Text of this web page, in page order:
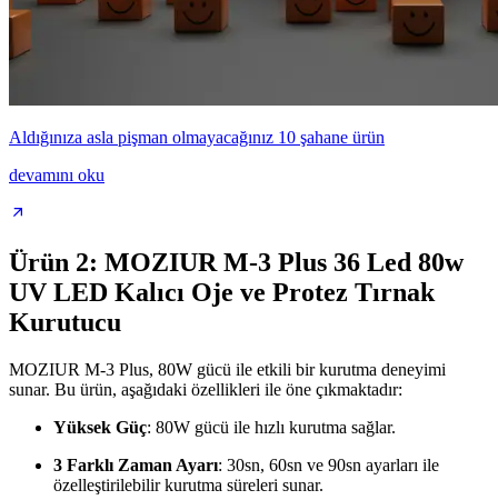
Aldığınıza asla pişman olmayacağınız 10 şahane ürün
devamını oku
Ürün 2: MOZIUR M-3 Plus 36 Led 80w
UV LED Kalıcı Oje ve Protez Tırnak
Kurutucu
MOZIUR M-3 Plus, 80W gücü ile etkili bir kurutma deneyimi
sunar. Bu ürün, aşağıdaki özellikleri ile öne çıkmaktadır:
Yüksek Güç: 80W gücü ile hızlı kurutma sağlar.
3 Farklı Zaman Ayarı: 30sn, 60sn ve 90sn ayarları ile
özelleştirilebilir kurutma süreleri sunar.